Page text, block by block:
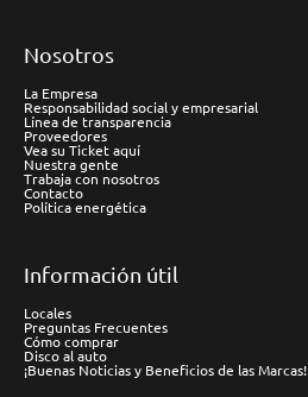
Nosotros
La Empresa
Responsabilidad social y empresarial
Línea de transparencia
Proveedores
Vea su Ticket aquí
Nuestra gente
Trabaja con nosotros
Contacto
Política energética
Información útil
Locales
Preguntas Frecuentes
Cómo comprar
Disco al auto
¡Buenas Noticias y Beneficios de las Marcas!